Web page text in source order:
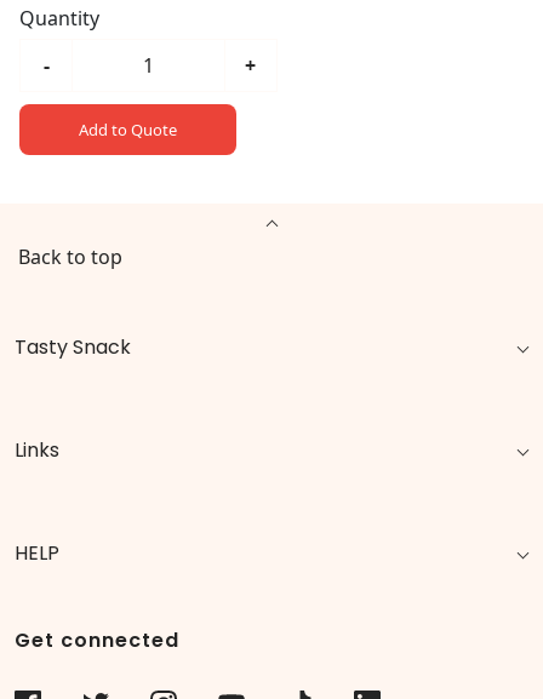
Quantity
-
+
Add to Quote
Back to top
Tasty Snack
Links
HELP
Get connected